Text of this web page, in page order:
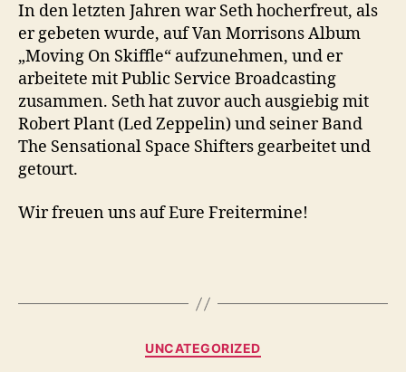
In den letzten Jahren war Seth hocherfreut, als
er gebeten wurde, auf Van Morrisons Album
„Moving On Skiffle“ aufzunehmen, und er
arbeitete mit Public Service Broadcasting
zusammen. Seth hat zuvor auch ausgiebig mit
Robert Plant (Led Zeppelin) und seiner Band
The Sensational Space Shifters gearbeitet und
getourt.
Wir freuen uns auf Eure Freitermine!
Kategorien
UNCATEGORIZED